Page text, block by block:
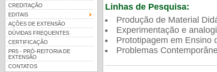
CREDITAÇÃO
EDITAIS
AÇÕES DE EXTENSÃO
DÚVIDAS FREQUENTES
CERTIFICAÇÃO
PR5 - PRÓ-REITORIA DE
EXTENSÃO
CONTATOS
Linhas de Pesquisa:
Produção de Material
Experimentação e
Prototipagem em Ensino
Problemas